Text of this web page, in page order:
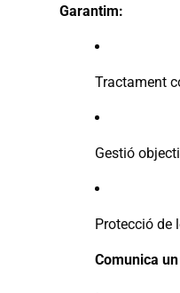
Garantim:
Tractament
Gestió
Protecció de
Comunica